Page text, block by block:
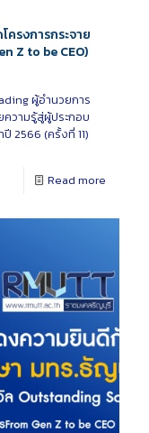
ครงการกระจาย
Z to be CEO)
ผู้อำนวยการ
ความรู้สู่ผู้ประกอบ
2566 (ครั้งที่ 11)
Read more